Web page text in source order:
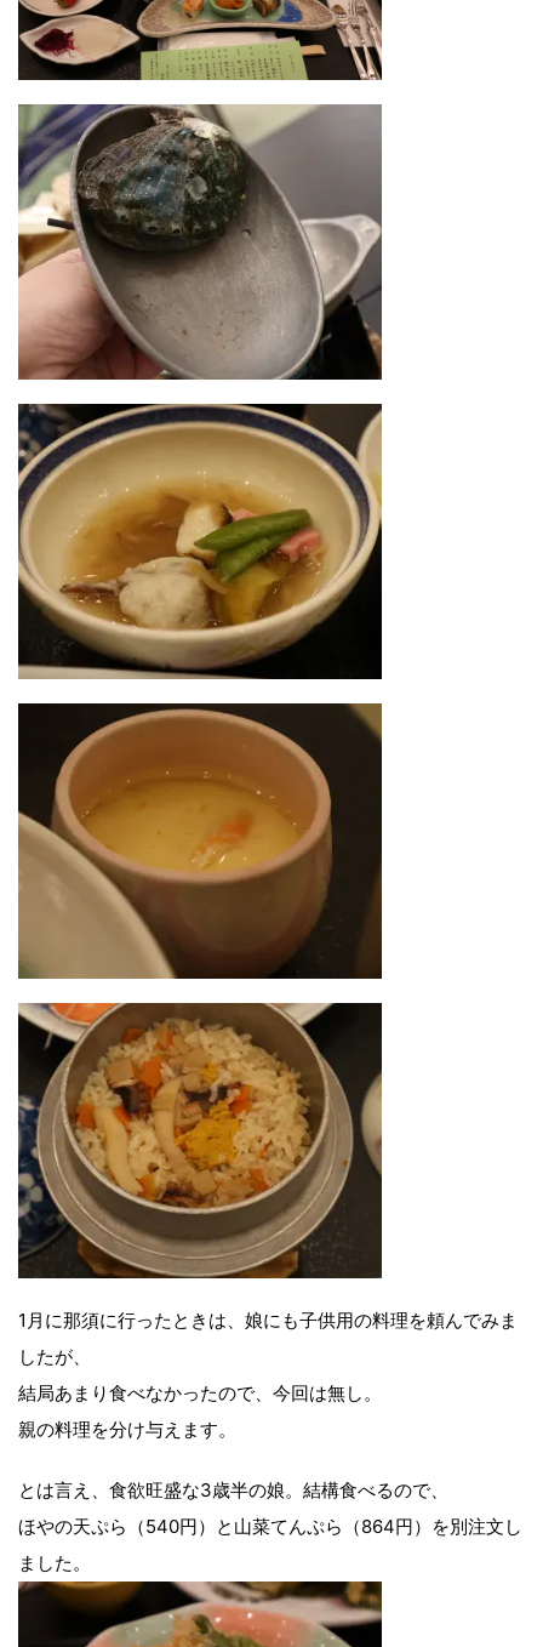
1月に那須に行ったときは、娘にも子供用の料理を頼んでみま
したが、
結局あまり食べなかったので、今回は無し。
親の料理を分け与えます。
とは言え、食欲旺盛な3歳半の娘。結構食べるので、
ほやの天ぷら（540円）と山菜てんぷら（864円）を別注文し
ました。